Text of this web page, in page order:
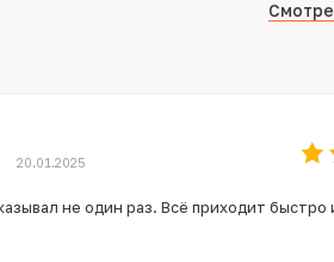
20.01.2025
не один раз. Всё приходит быстро